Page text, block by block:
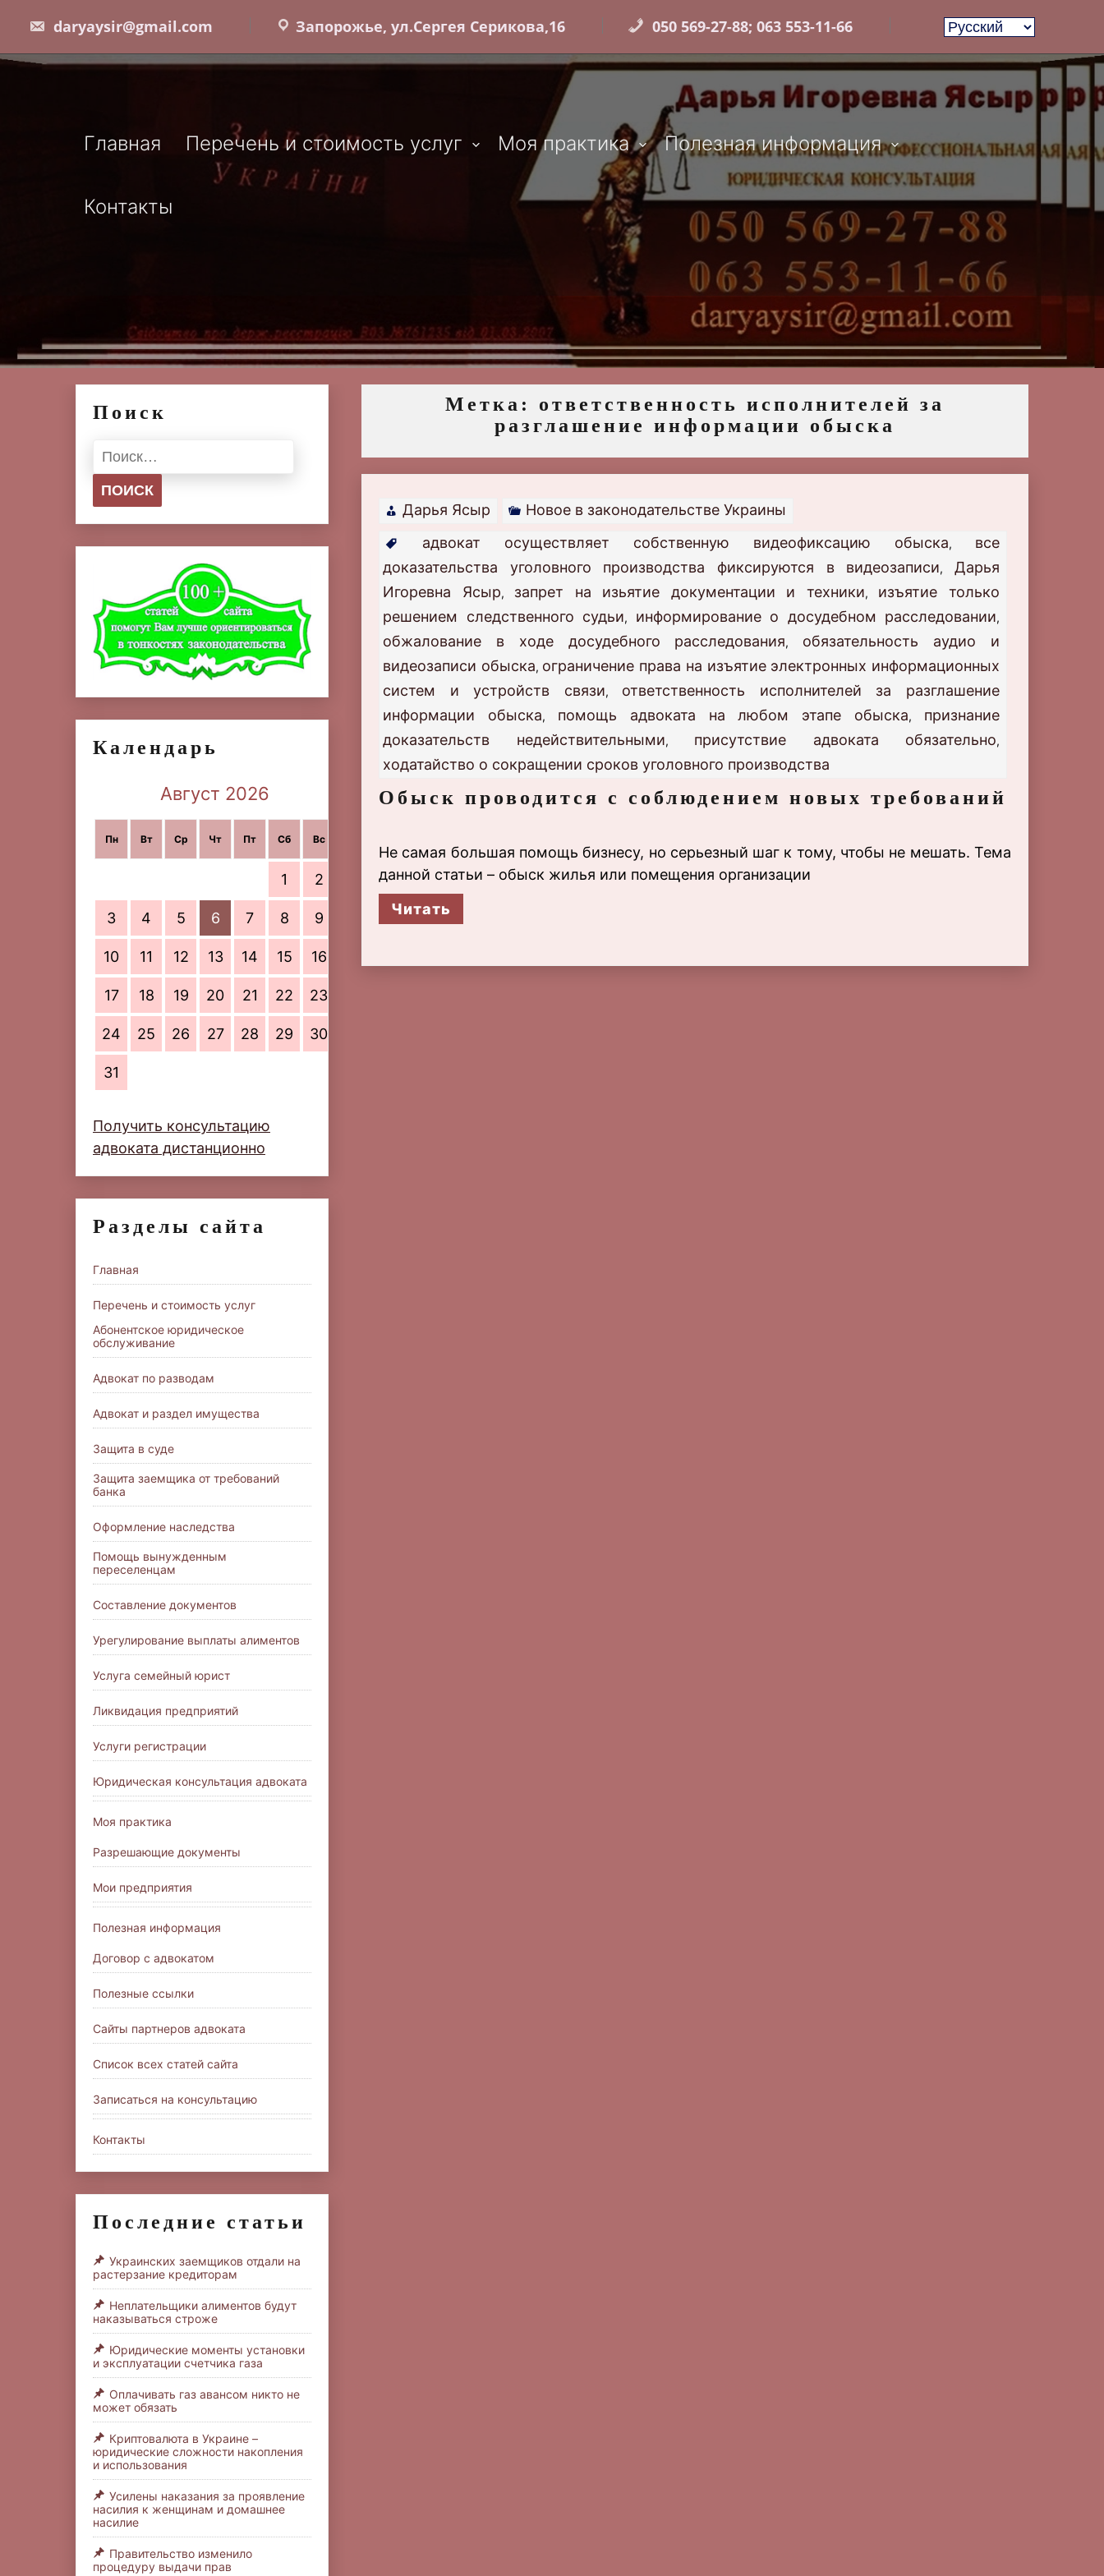
content
daryaysir@gmail.com Запорожье, ул.Сергея Серикова,16 050 569-27-88; 063 553-11-66
Главная Перечень и стоимость услуг Моя практика Полезная информация
Контакты
Метка: ответственность исполнителей за
разглашение информации обыска
Дарья Ясыр
Новое в законодательстве Украины
адвокат осуществляет собственную видеофиксацию обыска, все
доказательства уголовного производства фиксируются в видеозаписи,Дарья
Игоревна Ясыр, запрет на изьятие документации и техники, изъятие только
решением следственного судьи, информирование о досудебном расследовании,
обжалование в ходе досудебного расследования, обязательность аудио и
видеозаписи обыска, ограничение права на изъятие электронных информационных
систем и устройств связи, ответственность исполнителей за разглашение
информации обыска, помощь адвоката на любом этапе обыска, признание
доказательств недействительными, присутствие адвоката обязательно,
ходатайство о сокращении сроков уголовного производства
Обыск проводится с соблюдением новых требований
Не самая большая помощь бизнесу, но серьезный шаг к тому, чтобы не мешать. Тема
данной статьи – обыск жилья или помещения организации
Читать
Поиск
Найти:
Календарь
Август 2026
Пн Вт Ср Чт Пт Сб Вс
1 2
3 4 5 6 7 8 9
10 11 12 13 14 15 16
17 18 19 20 21 22 23
24 25 26 27 28 29 30
31
Получить консультацию
адвоката дистанционно
Разделы сайта
Главная
Перечень и стоимость услуг
Абонентское юридическое
обслуживание
Адвокат по разводам
Адвокат и раздел имущества
Защита в суде
Защита заемщика от требований
банка
Оформление наследства
Помощь вынужденным
переселенцам
Составление документов
Урегулирование выплаты алиментов
Услуга семейный юрист
Ликвидация предприятий
Услуги регистрации
Юридическая консультация адвоката
Моя практика
Разрешающие документы
Мои предприятия
Полезная информация
Договор с адвокатом
Полезные ссылки
Сайты партнеров адвоката
Список всех статей сайта
Записаться на консультацию
Контакты
Последние статьи
Украинских заемщиков отдали на
растерзание кредиторам
Неплательщики алиментов будут
наказываться строже
Юридические моменты установки
и эксплуатации счетчика газа
Оплачивать газ авансом никто не
может обязать
Криптовалюта в Украине –
юридические сложности накопления
и использования
Усилены наказания за проявление
насилия к женщинам и домашнее
насилие
Правительство изменило
процедуру выдачи прав